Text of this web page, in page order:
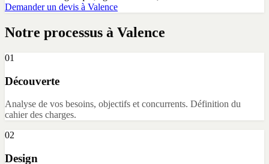
Demander un devis à Valence
Notre processus à Valence
01
Découverte
Analyse de vos besoins, objectifs et concurrents. Définition du
cahier des charges.
02
Design